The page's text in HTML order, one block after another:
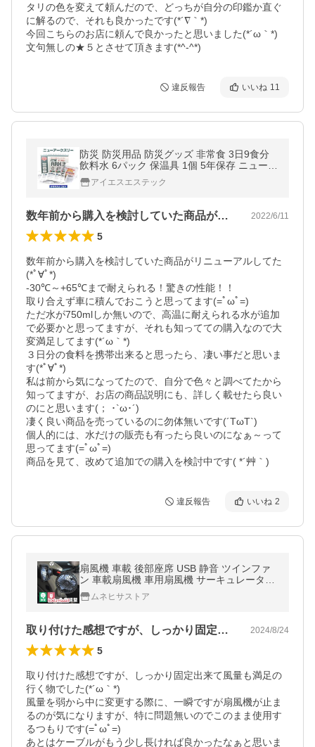
タリの色を変えて頼んだので、どっちが自分の印鑑か直ぐ
に解るので、それも良かったです(*´∇｀*)
今回こちらのお店に頼んで良かったと思いました(*´ω｀*)
文句無しの★５とさせて頂きます(*^-^*)
違反報告 いいね 11
防災 防災用品 防災グッズ 非常食 3日9食分
飲料水 6パック 保温具 1個 5年保存 ニューア
ークスリー 災害 台風 地震
アイエスエステック
数年前から購入を検討していた商品がリニ… 2022/6/11
5
数年前から購入を検討していた商品がリニューアルしてた
(*ﾟ∀ﾟ*)
-30℃～+65℃まで耐えられる！驚きの性能！！
取り合えず車に積んでおこうと思ってます(=ﾟωﾟ=)
ただ水が750mlしか無いので、高温に耐えられる水が追加
で必要かと思ってますが、それも知ってての購入なので大
変満足してます(*´ω｀*)
３日分の食料を携帯出来ると思ったら、凄い事だと思いま
す(*ﾟ∀ﾟ*)
私は前から気になってたので、自分で色々と調べてたから
知ってますが、お店の商品説明にも、詳しく載せたら良い
のにと思います(； ･`ω･´)
凄く良い商品を売っているのに勿体無いです(´TωT`)
個人的には、水だけの販売も有ったら良いのになぁ～って
思ってます(=ﾟωﾟ=)
商品を見て、改めて追加での購入を検討中です( *´艸｀)
違反報告 いいね 2
扇風機 車載 後部座席 USB 静音 ツインファ
ン 車載扇風機 車用扇風機 サーキュレーター
角度調整
ムネヒサストア
取り付けた感想ですが、しっかり固定出来… 2024/8/24
5
取り付けた感想ですが、しっかり固定出来て風量も満足の
行く物でした(*´ω｀*)
風量を弱から中に変更する際に、一瞬ですが扇風機が止ま
るのが気になりますが、特に問題無いのでこのまま使用す
るつもりです(=ﾟωﾟ=)
あとはケーブルがもう少し長ければ良かったなぁと思いま